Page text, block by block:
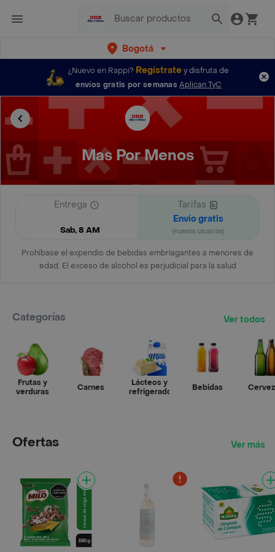
Bogotá
¿Nuevo en Rappi? Regístratey disfruta de
envíos gratis por semanas Aplican TyC
Mas Por Menos
Entrega
Sab, 8 AM
Tarifas
Envío gratis
(nuevos usuarios)
Prohíbase el expendio de bebidas embriagantes a menores de
edad. El exceso de alcohol es perjudicial para la salud
Categorías Ver todos
Frutas y
verduras
Carnes
Lácteos y
refrigerados
Bebidas
Ofertas Ver más